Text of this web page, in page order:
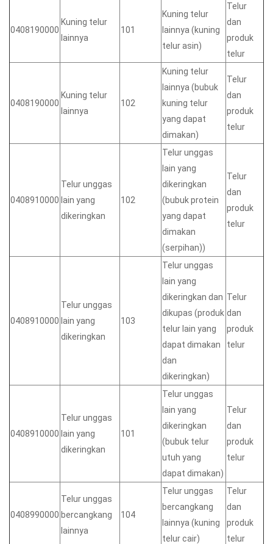
0408190000
Kuning telur
lainnya
101
Kuning telur
lainnya (kuning
telur asin)
Telur
dan
produk
telur
0408190000
Kuning telur
lainnya
102
Kuning telur
lainnya (bubuk
kuning telur
yang dapat
dimakan)
Telur
dan
produk
telur
0408910000
Telur unggas
lain yang
dikeringkan
102
Telur unggas
lain yang
dikeringkan
(bubuk protein
yang dapat
dimakan
(serpihan))
Telur
dan
produk
telur
0408910000
Telur unggas
lain yang
dikeringkan
103
Telur unggas
lain yang
dikeringkan dan
dikupas (produk
telur lain yang
dapat dimakan
dan
dikeringkan)
Telur
dan
produk
telur
0408910000
Telur unggas
lain yang
dikeringkan
101
Telur unggas
lain yang
dikeringkan
(bubuk telur
utuh yang
dapat dimakan)
Telur
dan
produk
telur
0408990000
Telur unggas
bercangkang
lainnya
104
Telur unggas
bercangkang
lainnya (kuning
telur cair)
Telur
dan
produk
telur